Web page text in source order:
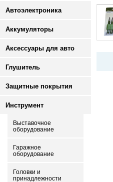
Автоэлектроника
Аккумуляторы
Аксессуары для авто
Глушитель
Защитные покрытия
Инструмент
Выставочное
оборудование
Гаражное
оборудование
Головки и
принадлежности